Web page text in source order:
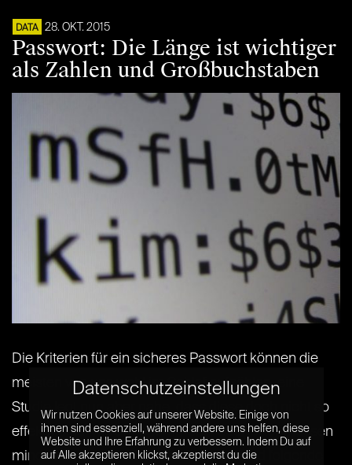
DATA 28. OKT. 2015
Passwort: Die Länge ist wichtiger
als Zahlen und Großbuchstaben
Die Kriterien für ein sicheres Passwort können die
meisten von uns wohl im Schlaf aufzählen, eine
Studie legt nun aber nahe, dass diese doch nicht so
effektiv sind, wie angenommen. Passwörter müssen
mindestens sechs Zeichen lang sein und folgende
Datenschutzeinstellungen
Wir nutzen Cookies auf unserer Website. Einige von
ihnen sind essenziell, während andere uns helfen, diese
Website und Ihre Erfahrung zu verbessern. Indem Du auf
auf Alle akzeptieren klickst, akzeptierst du die